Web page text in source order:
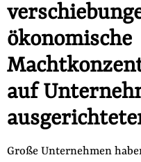
ökonomische
auf
Große Unternehmen